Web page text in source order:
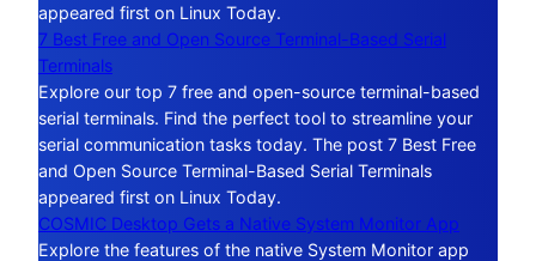
appeared first on Linux Today.
7 Best Free and Open Source Terminal-Based Serial
Terminals
Explore our top 7 free and open-source terminal-based
serial terminals. Find the perfect tool to streamline your
serial communication tasks today. The post 7 Best Free
and Open Source Terminal-Based Serial Terminals
appeared first on Linux Today.
COSMIC Desktop Gets a Native System Monitor App
Explore the features of the native System Monitor app